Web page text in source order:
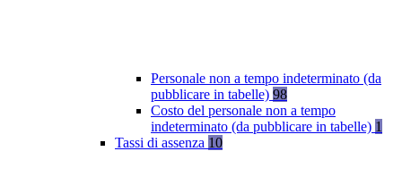
Personale non a tempo indeterminato (da
pubblicare in tabelle) 98
Costo del personale non a tempo
indeterminato (da pubblicare in tabelle) 1
Tassi di assenza 10